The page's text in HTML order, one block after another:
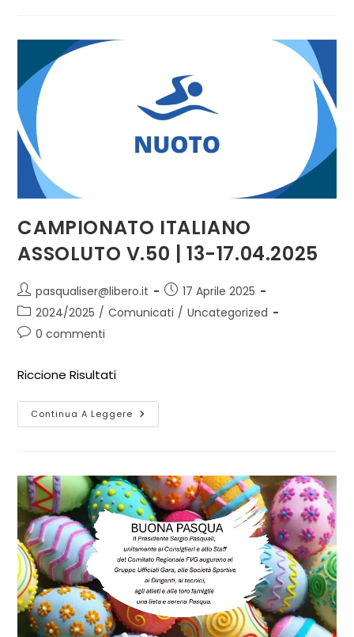
CAMPIONATO ITALIANO
ASSOLUTO V.50 | 13-17.04.2025
pasqualiser@libero.it
17 Aprile 2025
2024/2025 / Comunicati / Uncategorized
0 commenti
Riccione Risultati
Continua A Leggere